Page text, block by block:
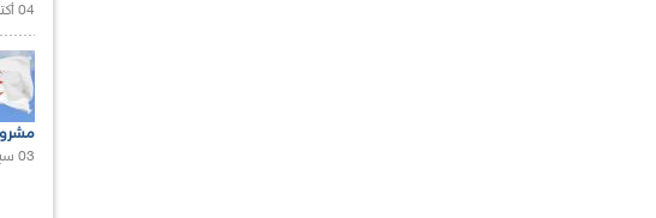
04 أكتوبر 2020 |
03 سبتمبر 2020 |